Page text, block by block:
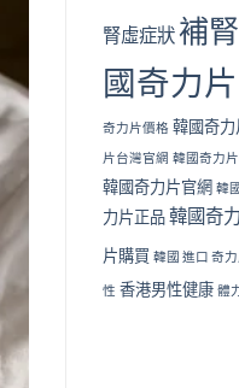
腎虛症狀補腎
國奇力片
奇力片價格 韓國奇力
片台灣官網 韓國奇力
韓國奇力片官網 韓
力片正品 韓國奇
片購買 韓國 進口 奇
性 香港男性健康 體